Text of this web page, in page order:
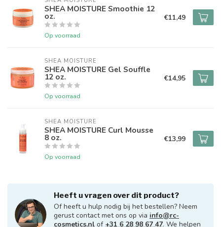
SHEA MOISTURE Smoothie 12
oz.
Op voorraad
€11,49
SHEA MOISTURE
SHEA MOISTURE Gel Souffle
12 oz.
Op voorraad
€14,95
SHEA MOISTURE
SHEA MOISTURE Curl Mousse
8 oz.
Op voorraad
€13,99
Heeft u vragen over dit product?
Of heeft u hulp nodig bij het bestellen? Neem
gerust contact met ons op via info@rc-
cosmetics.nl of +31 6 28 98 67 47. We helpen